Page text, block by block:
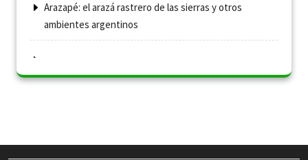
Arazapé: el arazá rastrero de las sierras y otros
ambientes argentinos